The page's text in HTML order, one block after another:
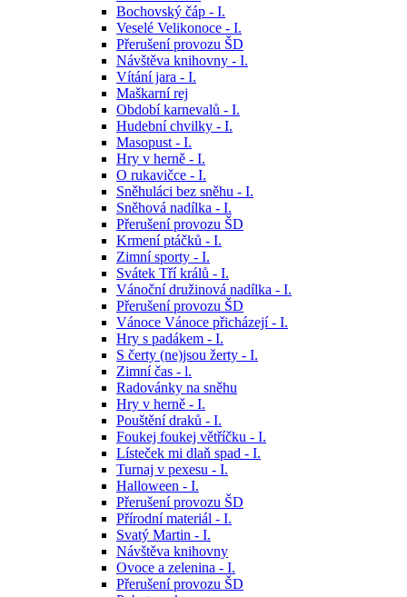
Bochovský čáp - I.
Veselé Velikonoce - I.
Přerušení provozu ŠD
Návštěva knihovny - I.
Vítání jara - I.
Maškarní rej
Období karnevalů - I.
Hudební chvilky - I.
Masopust - I.
Hry v herně - I.
O rukavičce - I.
Sněhuláci bez sněhu - I.
Sněhová nadílka - I.
Přerušení provozu ŠD
Krmení ptáčků - I.
Zimní sporty - I.
Svátek Tří králů - I.
Vánoční družinová nadílka - I.
Přerušení provozu ŠD
Vánoce Vánoce přicházejí - I.
Hry s padákem - I.
S čerty (ne)jsou žerty - I.
Zimní čas - l.
Radovánky na sněhu
Hry v herně - I.
Pouštění draků - I.
Foukej foukej větříčku - I.
Lísteček mi dlaň spad - I.
Turnaj v pexesu - I.
Halloween - I.
Přerušení provozu ŠD
Přírodní materiál - I.
Svatý Martin - I.
Návštěva knihovny
Ovoce a zelenina - I.
Přerušení provozu ŠD